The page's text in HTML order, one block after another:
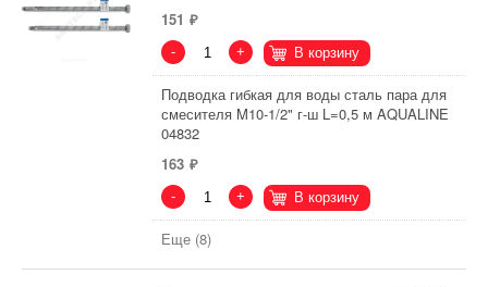
151
- + В корзину
Подводка гибкая для воды сталь пара для
смесителя M10-1/2" г-ш L=0,5 м AQUALINE
04832
163
- + В корзину
Еще (8)